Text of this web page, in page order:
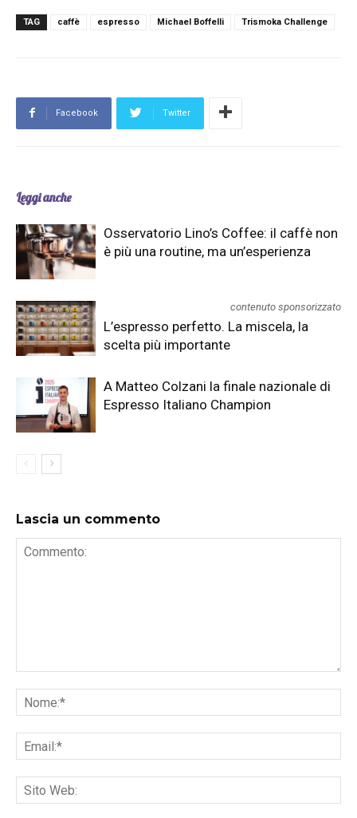
TAG caffè espresso Michael Boffelli Trismoka Challenge
Facebook Twitter
Leggi anche
Osservatorio Lino’s Coffee: il caffè non
è più una routine, ma un’esperienza
contenuto sponsorizzato
L’espresso perfetto. La miscela, la
scelta più importante
A Matteo Colzani la finale nazionale di
Espresso Italiano Champion
Lascia un commento